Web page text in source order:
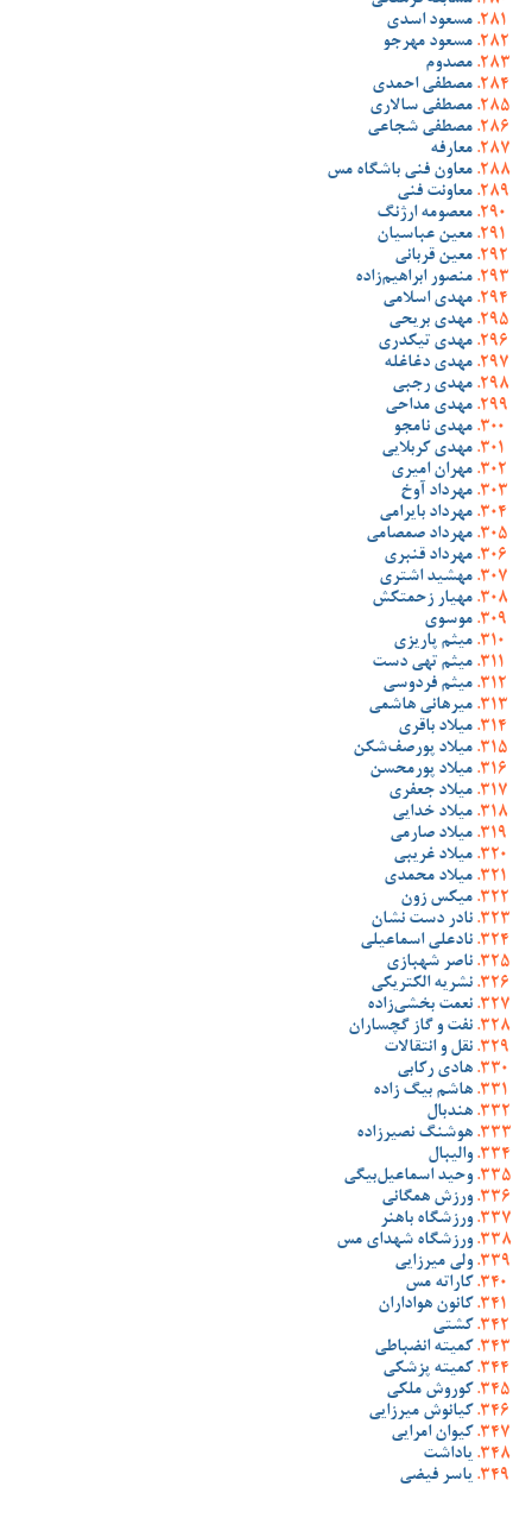
مسعود اسدی
مسعود مهرجو
مصدوم
مصطفی احمدی
مصطفی سالاری
مصطفی شجاعی
معارفه
معاون فنی باشگاه مس
معاونت فنی
معصومه ارژنگ
معین عباسیان
معین قربانی
منصور ابراهیم‌زاده
مهدی اسلامی
مهدی بریحی
مهدی تیکدری
مهدی دغاغله
مهدی رجبی
مهدی مداحی
مهدی نامجو
مهدی کربلایی
مهران امیری
مهرداد آوخ
مهرداد بایرامی
مهرداد صمصامی
مهرداد قنبری
مهشید اشتری
مهیار زحمتکش
موسوی
میثم پاریزی
میثم تهی دست
میثم فردوسی
میرهانی هاشمی
میلاد باقری
میلاد پورصف‌شکن
میلاد پورمحسن
میلاد جعفری
میلاد خدایی
میلاد صارمی
میلاد غریبی
میلاد محمدی
میکس زون
نادر دست نشان
نادعلی اسماعیلی
ناصر شهبازی
نشریه الکتریکی
نعمت بخشی‌زاده
نفت و گاز گچساران
نقل و انتقالات
هادی رکابی
هاشم بیگ زاده
هندبال
هوشنگ نصیرزاده
والیبال
وحید اسماعیل‌بیگی
ورزش همگانی
ورزشگاه باهنر
ورزشگاه شهدای مس
ولی میرزایی
کاراته مس
کانون هواداران
کشتی
کمیته انضباطی
کمیته پزشکی
کوروش ملکی
کیانوش میرزایی
کیوان امرایی
یاداشت
یاسر فیضی